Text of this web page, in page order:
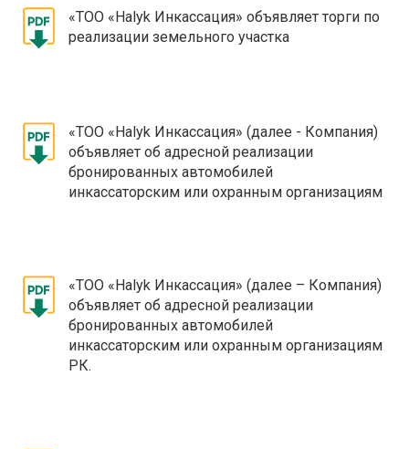
«ТОО «Halyk Инкассация» объявляет торги по
реализации земельного участка
«ТОО «Halyk Инкассация» (далее - Компания)
объявляет об адресной реализации
бронированных автомобилей
инкассаторским или охранным организациям
«ТОО «Halyk Инкассация» (далее – Компания)
объявляет об адресной реализации
бронированных автомобилей
инкассаторским или охранным организациям
РК.